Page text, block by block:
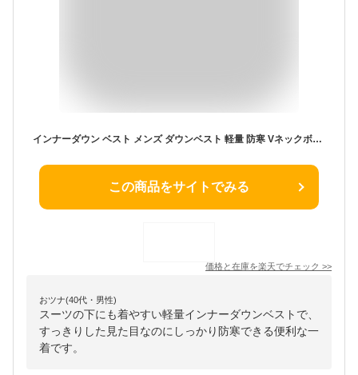
インナーダウン ベスト メンズ ダウンベスト 軽量 防寒 Vネックボタン スーツベスト ウルトラライト ハイブリットダウン ベーシック M L LL
この商品をサイトでみる
価格と在庫を楽天でチェック >>
おツナ(40代・男性)
スーツの下にも着やすい軽量インナーダウンベストで、
すっきりした見た目なのにしっかり防寒できる便利な一
着です。